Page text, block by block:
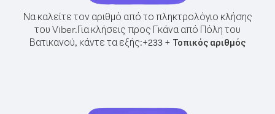
Να καλείτε τον αριθμό από το πληκτρολόγιο κλήσης
του Viber.Για κλήσεις προς Γκάνα από Πόλη του
Βατικανού, κάντε τα εξής:+233 + Τοπικός αριθμός